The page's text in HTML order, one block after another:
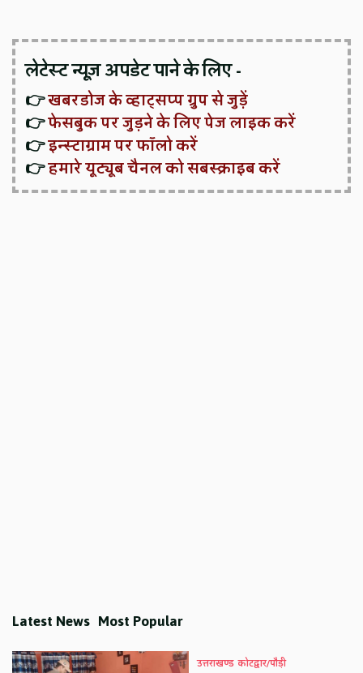
लेटेस्ट न्यूज़ अपडेट पाने के लिए -
👉खबरडोज के व्हाट्सप्प ग्रुप से जुड़ें
👉फेसबुक पर जुड़ने के लिए पेज लाइक करें
👉इन्स्टाग्राम पर फॉलो करें
👉हमारे यूट्यूब चैनल को सबस्क्राइब करें
Latest News Most Popular
उत्तराखण्ड कोटद्वार/पौड़ी